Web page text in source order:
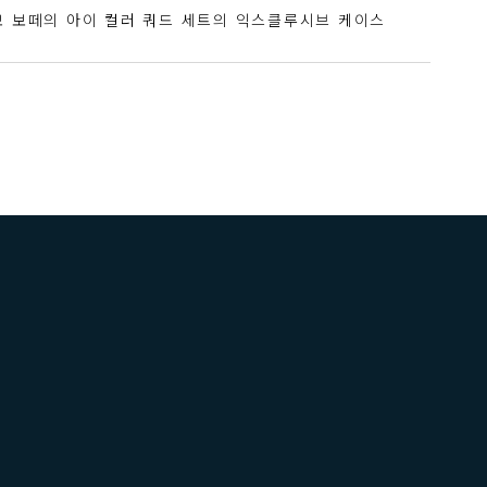
보떼의 아이 컬러 쿼드 세트의 익스클루시브 케이스